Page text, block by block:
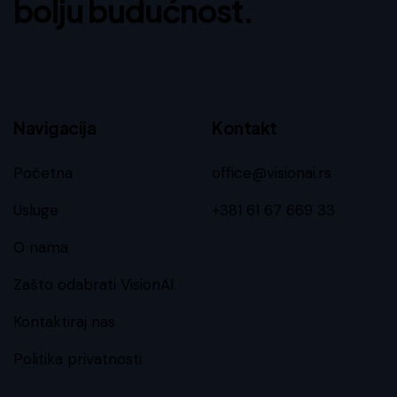
bolju budućnost.
Navigacija
Početna
Usluge
O nama
Zašto odabrati VisionAI
Kontaktiraj nas
Politika privatnosti
Kontakt
office@visionai.rs
+381 61 67 669 33